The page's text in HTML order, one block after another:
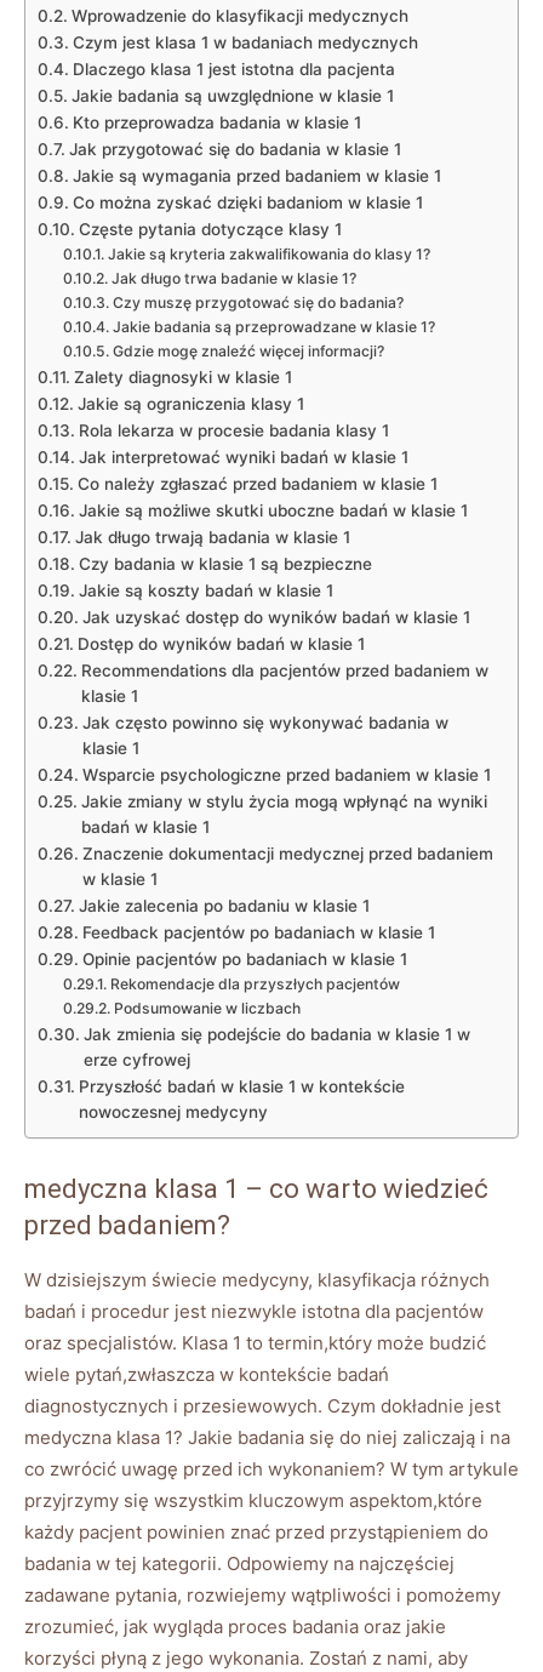
Wprowadzenie do klasyfikacji medycznych
Czym jest klasa 1 w badaniach medycznych
Dlaczego klasa 1 jest istotna dla pacjenta
Jakie badania są uwzględnione w klasie 1
Kto przeprowadza badania w klasie 1
Jak przygotować się do badania w klasie 1
Jakie są wymagania przed badaniem w klasie 1
Co można zyskać dzięki badaniom w klasie 1
Częste pytania dotyczące klasy 1
Jakie są kryteria zakwalifikowania do klasy 1?
Jak długo trwa badanie w klasie 1?
Czy muszę przygotować się do badania?
Jakie badania są przeprowadzane w klasie 1?
Gdzie mogę znaleźć więcej informacji?
Zalety diagnosyki w klasie 1
Jakie są ograniczenia klasy 1
Rola lekarza w procesie badania klasy 1
Jak interpretować wyniki badań w klasie 1
Co należy zgłaszać przed badaniem w klasie 1
Jakie są możliwe skutki uboczne badań w klasie 1
Jak długo trwają badania w klasie 1
Czy badania w klasie 1 są bezpieczne
Jakie są koszty badań w klasie 1
Jak uzyskać dostęp do wyników badań w klasie 1
Dostęp do wyników badań w klasie 1
Recommendations dla pacjentów przed badaniem w
klasie 1
Jak często powinno się wykonywać badania w
klasie 1
Wsparcie psychologiczne przed badaniem w klasie 1
Jakie zmiany w stylu życia mogą wpłynąć na wyniki
badań w klasie 1
Znaczenie dokumentacji medycznej przed badaniem
w klasie 1
Jakie zalecenia po badaniu w klasie 1
Feedback pacjentów po badaniach w klasie 1
Opinie pacjentów po badaniach w klasie 1
Rekomendacje dla przyszłych pacjentów
Podsumowanie w liczbach
Jak zmienia się podejście do badania w klasie 1 w
erze cyfrowej
Przyszłość badań w klasie 1 w kontekście
nowoczesnej medycyny
medyczna klasa 1 – co warto wiedzieć
przed badaniem?
W dzisiejszym świecie medycyny, klasyfikacja różnych
badań i procedur jest niezwykle istotna dla pacjentów
oraz specjalistów. Klasa 1 to termin,który może budzić
wiele pytań,zwłaszcza w kontekście badań
diagnostycznych i przesiewowych. Czym dokładnie jest
medyczna klasa 1? Jakie badania się do niej zaliczają i na
co zwrócić uwagę przed ich wykonaniem? W tym artykule
przyjrzymy się wszystkim kluczowym aspektom,które
każdy pacjent powinien znać przed przystąpieniem do
badania w tej kategorii. Odpowiemy na najczęściej
zadawane pytania, rozwiejemy wątpliwości i pomożemy
zrozumieć, jak wygląda proces badania oraz jakie
korzyści płyną z jego wykonania. Zostań z nami, aby